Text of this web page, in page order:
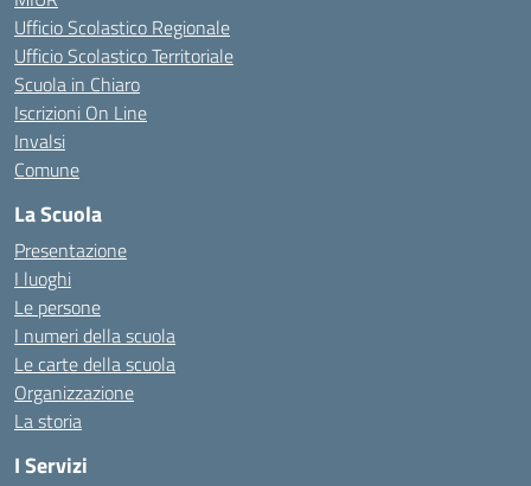
Ufficio Scolastico Regionale
Ufficio Scolastico Territoriale
Scuola in Chiaro
Iscrizioni On Line
Invalsi
Comune
La Scuola
Presentazione
I luoghi
Le persone
I numeri della scuola
Le carte della scuola
Organizzazione
La storia
I Servizi